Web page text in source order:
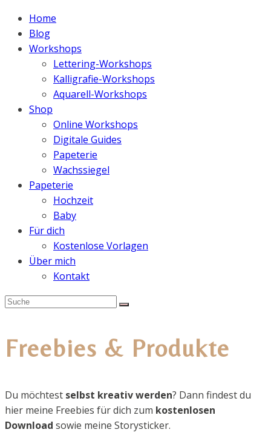
Home
Blog
Workshops
Lettering-Workshops
Kalligrafie-Workshops
Aquarell-Workshops
Shop
Online Workshops
Digitale Guides
Papeterie
Wachssiegel
Papeterie
Hochzeit
Baby
Für dich
Kostenlose Vorlagen
Über mich
Kontakt
Freebies & Produkte
Du möchtest selbst kreativ werden? Dann findest du
hier meine Freebies für dich zum kostenlosen
Download sowie meine Storysticker.